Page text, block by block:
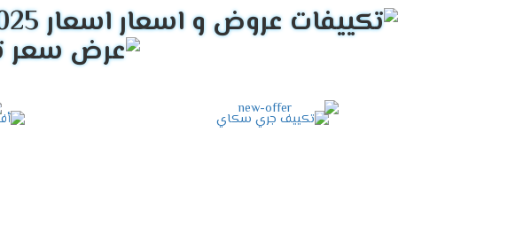
تكييف جرى 4 حصان.